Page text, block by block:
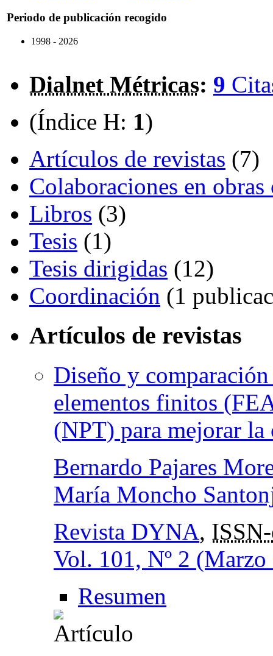
Periodo de publicación recogido
1998 - 2026
Dialnet Métricas: 9
(Índice H: 1)
Artículos de revistas (7)
Colaboraciones en
Libros (3)
Tesis (1)
Tesis dirigidas (12)
Coordinación (1
Artículos de revistas
Diseño y
elementos finitos
(NPT) para mejorar la
Bernardo Pajares
María Moncho
Revista DYNA,
Vol. 101, Nº 2
Resumen